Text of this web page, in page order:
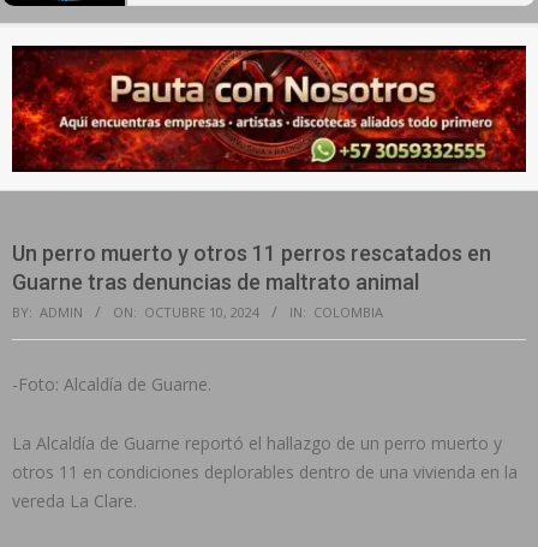
Navigation
Menu
Un perro muerto y otros 11 perros rescatados en
Guarne tras denuncias de maltrato animal
BY: ADMIN ON: OCTUBRE 10, 2024 IN: COLOMBIA
-Foto: Alcaldía de Guarne.
La Alcaldía de Guarne reportó el hallazgo de un perro muerto y
otros 11 en condiciones deplorables dentro de una vivienda en la
vereda La Clare.